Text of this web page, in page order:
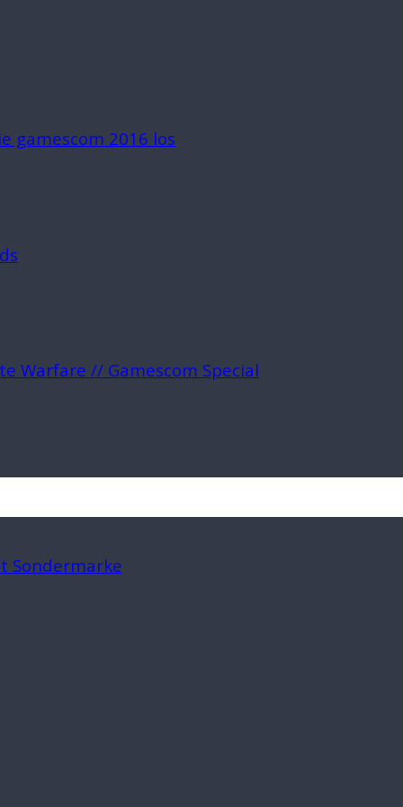
gamescom 2016 los
Warfare // Gamescom Special
Sondermarke